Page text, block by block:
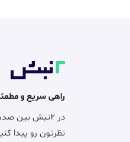
راهی سریع و
در ۲نبش بین
نظرتون رو پیدا